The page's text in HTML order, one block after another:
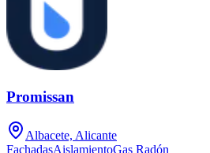
Promissan
Albacete, Alicante
FachadasAislamientoGas Radón